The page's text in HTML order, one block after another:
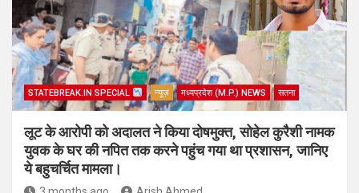
STATEBREAK.IN SPECIAL न्यूज़ मध्यप्रदेश (M.P.) NEWS सतना
लूट के आरोपी को अदालत ने किया दोषमुक्त, सोहेल कुरैशी नामक
युवक के घर की नपित तक करने पहुंच गया था प्रशासन, जानिए
ये बहुचर्चित मामला।